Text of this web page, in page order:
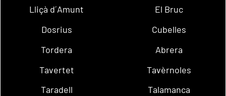
Lliçà d´Amunt
El Bruc
Dosrius
Cubelles
Tordera
Abrera
Tavertet
Tavèrnoles
Taradell
Talamanca